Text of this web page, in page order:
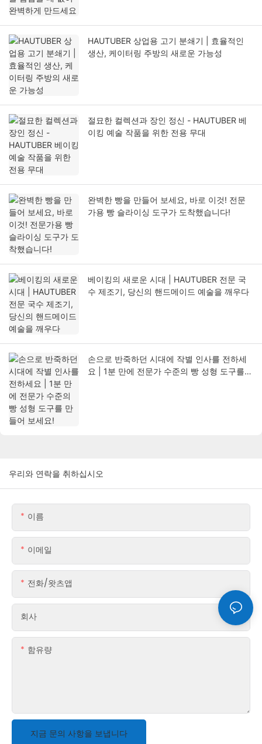
HAUTUBER 상업용 고기 분쇄기 | 효율적인
생산, 케이터링 주방의 새로운 가능성
절묘한 컬렉션과 장인 정신 - HAUTUBER 베
이킹 예술 작품을 위한 전용 무대
완벽한 빵을 만들어 보세요, 바로 이것! 전문
가용 빵 슬라이싱 도구가 도착했습니다!
베이킹의 새로운 시대 | HAUTUBER 전문 국
수 제조기, 당신의 핸드메이드 예술을 깨우다
손으로 반죽하던 시대에 작별 인사를 전하세
요 | 1분 만에 전문가 수준의 빵 성형 도구를
우리와 연락을 취하십시오
이름
이메일
전화/왓츠앱
회사
함유량
지금 문의 사항을 보냅니다